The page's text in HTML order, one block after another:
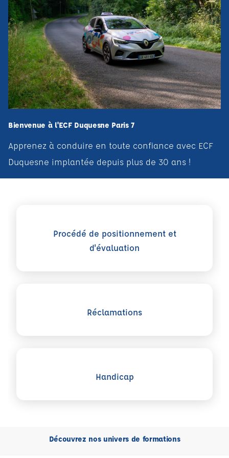
Bienvenue à l'ECF Duquesne Paris 7
Apprenez à conduire en toute confiance avec ECF
Duquesne implantée depuis plus de 30 ans !
Procédé de positionnement et
d'évaluation
Réclamations
Handicap
Découvrez nos univers de formations